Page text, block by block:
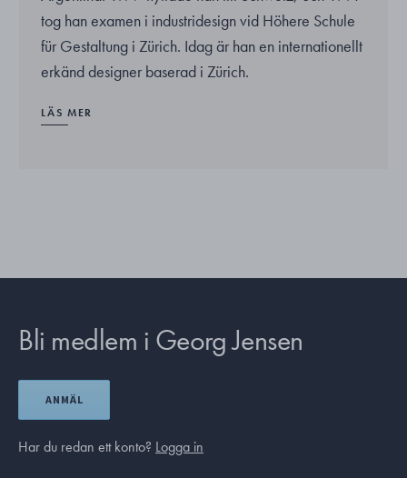
tog han examen i industridesign vid Höhere Schule
für Gestaltung i Zürich. Idag är han en internationellt
erkänd designer baserad i Zürich.
LÄS MER
Bli medlem i Georg Jensen
ANMÄL
Har du redan ett konto? Logga in